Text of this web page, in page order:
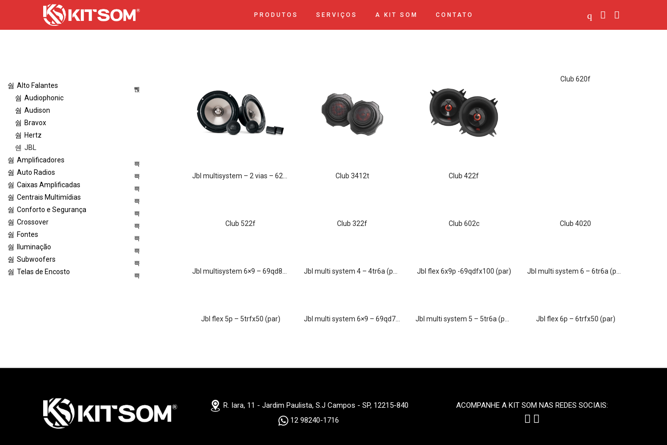
PRODUTOS SERVIÇOS A KIT SOM CONTATO
Alto Falantes
Audiophonic
Audison
Bravox
Hertz
JBL
Amplificadores
Auto Radios
Caixas Amplificadas
Centrais Multimídias
Conforto e Segurança
Crossover
Fontes
Iluminação
Subwoofers
Telas de Encosto
jbl multisystem – 2 vias – 62v2a (par) club 3412t club 422f
club 620f
club 522f club 322f club 602c club 4020
jbl multisystem 6×9 – 69qd8ta (par) jbl multi system 4 – 4tr6a (par) jbl flex 6x9p -69qdfx100 (par) jbl multi system 6 – 6tr6a (par)
jbl flex 5p – 5trfx50 (par) jbl multi system 6×9 – 69qd7ta (par) jbl multi system 5 – 5tr6a (par) jbl flex 6p – 6trfx50 (par)
R. Iara, 11 - Jardim Paulista, S.J Campos - SP, 12215-840
12 98240-1716
ACOMPANHE A KIT SOM NAS REDES SOCIAIS: